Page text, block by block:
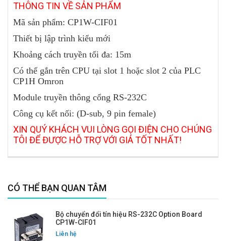
THÔNG TIN VỀ SẢN PHẨM
Mã sản phẩm: CP1W-CIF01
Thiết bị lập trình kiểu mới
Khoảng cách truyền tối đa: 15m
Có thể gắn trên CPU tại slot 1 hoặc slot 2 của PLC
CP1H Omron
Module truyền thông cổng RS-232C
Công cụ kết nối: (D-sub, 9 pin female)
XIN QUÝ KHÁCH VUI LÒNG GỌI ĐIỆN CHO CHÚNG
TÔI ĐỂ ĐƯỢC HỖ TRỢ VỚI GIÁ TỐT NHẤT!
CÓ THỂ BẠN QUAN TÂM
Bộ chuyển đổi tín hiệu RS-232C Option Board
CP1W-CIF01
Liên hệ